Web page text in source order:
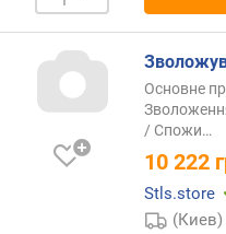
н
я
о
и
Основне
/ Спожи…
10 222
Stls.store
(Киев)